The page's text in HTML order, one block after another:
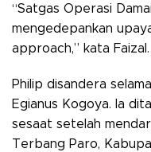
“Satgas Operasi
mengedepankan
approach,” kata Faizal.
Philip disandera
Egianus Kogoya. Ia
sesaat setelah
Terbang Paro,